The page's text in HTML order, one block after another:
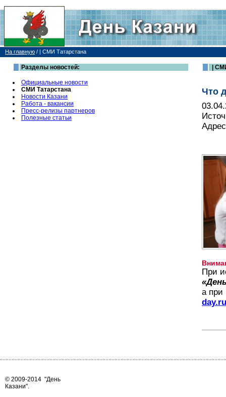
На главную / | СМИ Татарстана
Разделы новостей:
Официальные новости
СМИ Татарстана
Новости Казани
Работа - вакансии
Пресс-релизы партнеров
Полезные статьи
|
Что
При
а при
day.ru
© 2009-2014 "День
Казани".